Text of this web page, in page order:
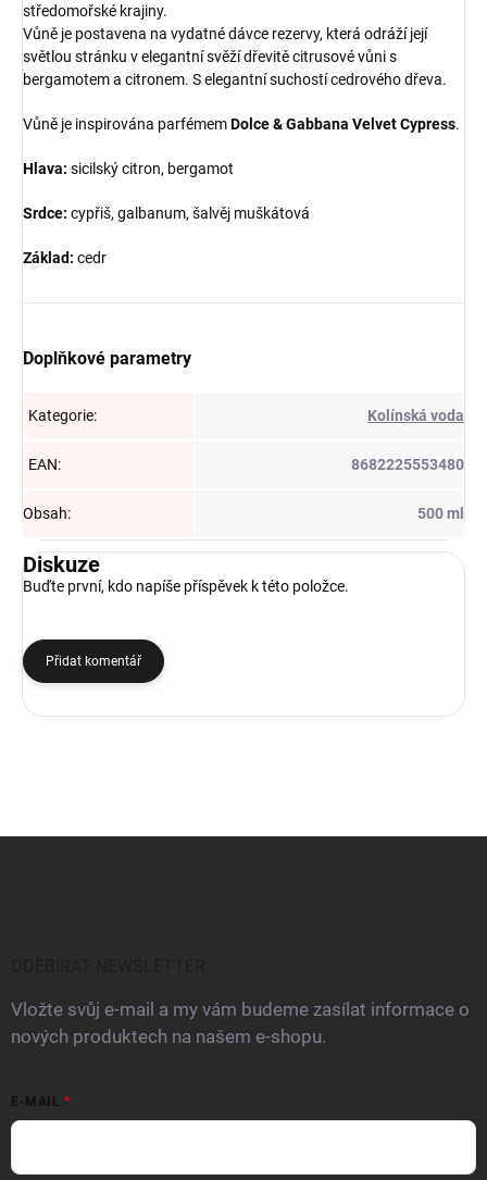
středomořské krajiny.
Vůně je postavena na vydatné dávce rezervy, která odráží její
světlou stránku v elegantní svěží dřevitě citrusové vůni s
bergamotem a citronem. S elegantní suchostí cedrového dřeva.
Vůně je inspirována parfémemDolce & Gabbana Velvet Cypress.
Hlava: sicilský citron, bergamot
Srdce: cypřiš, galbanum, šalvěj muškátová
Základ: cedr
Doplňkové parametry
Kategorie: Kolínská voda
EAN: 8682225553480
Obsah: 500 ml
Diskuze
Buďte první, kdo napíše příspěvek k této položce.
Přidat komentář
Vložte svůj e-mail a my vám budeme zasílat informace o
nových produktech na našem e-shopu.
E-MAIL